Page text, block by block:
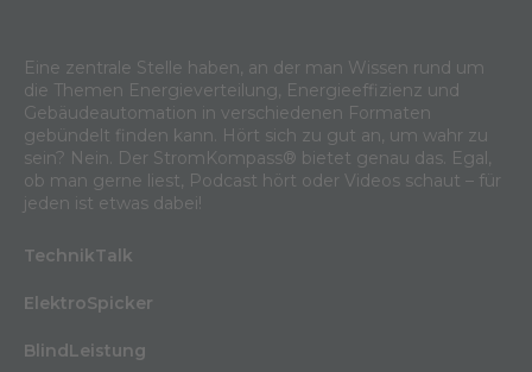
Eine zentrale Stelle haben, an der man Wissen rund um
die Themen Energieverteilung, Energieeffizienz und
Gebäudeautomation in verschiedenen Formaten
gebündelt finden kann. Hört sich zu gut an, um wahr zu
sein? Nein. Der StromKompass® bietet genau das. Egal,
ob man gerne liest, Podcast hört oder Videos schaut – für
jeden ist etwas dabei!
TechnikTalk
ElektroSpicker
BlindLeistung